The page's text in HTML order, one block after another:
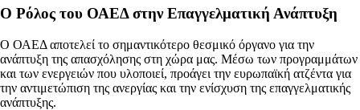
Ο Ρόλος του ΟΑΕΔ στην Επαγγελματική Ανάπτυξη
Ο ΟΑΕΔ αποτελεί το σημαντικότερο θεσμικό όργανο για την
ανάπτυξη της απασχόλησης στη χώρα μας. Μέσω των προγραμμάτων
και των ενεργειών που υλοποιεί, προάγει την ευρωπαϊκή ατζέντα για
την αντιμετώπιση της ανεργίας και την ενίσχυση της επαγγελματικής
ανάπτυξης.